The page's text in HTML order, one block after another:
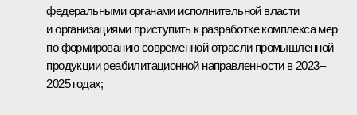
федеральными органами исполнительной власти
и организациями приступить к разработке комплекса мер
по формированию современной отрасли промышленной
продукции реабилитационной направленности в 2023–
2025 годах;